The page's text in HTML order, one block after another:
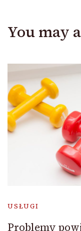
You may
USŁUGI
Problemy